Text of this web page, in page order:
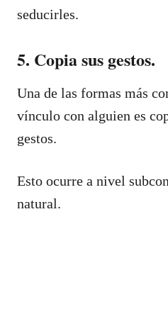
seducirles.
5. Copia sus gestos.
Una de las formas más
vínculo con alguien es
gestos.
Esto ocurre a nivel
natural.